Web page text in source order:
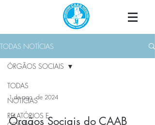
TODAS NOTÍCIAS
TODAS
NOTÍCIAS
RELATÓRIOS E
ÓRGÃOS SOCIAIS
1 de ago. de 2024
Órgãos Sociais do CAAB